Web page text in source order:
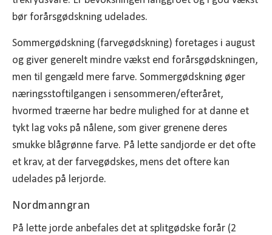
bør forårsgødskning udelades.
Sommergødskning (farvegødskning) foretages i august
og giver generelt mindre vækst end forårsgødskningen,
men til gengæld mere farve. Sommergødskning øger
næringsstoftilgangen i sensommeren/efteråret,
hvormed træerne har bedre mulighed for at danne et
tykt lag voks på nålene, som giver grenene deres
smukke blågrønne farve. På lette sandjorde er det ofte
et krav, at der farvegødskes, mens det oftere kan
udelades på lerjorde.
Nordmanngran
På lette jorde anbefales det at splitgødske forår (2